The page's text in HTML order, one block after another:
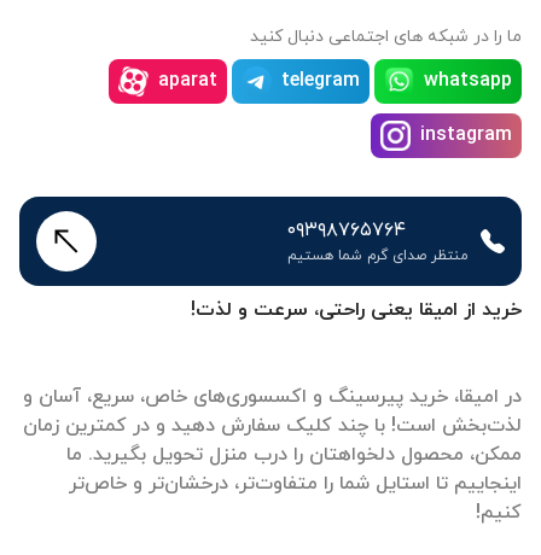
خرید از امیقا یعنی راحتی، سرعت و لذت!
در امیقا، خرید پیرسینگ و اکسسوری‌های خاص، سریع، آسان و
لذت‌بخش است! با چند کلیک سفارش دهید و در کمترین زمان
ممکن، محصول دلخواهتان را درب منزل تحویل بگیرید. ما
اینجاییم تا استایل شما را متفاوت‌تر، درخشان‌تر و خاص‌تر
ما را در شبکه های اجتماعی دنبال کنید
whatsapp
telegram
aparat
instagram
۰۹۳۹۸۷۶۵۷۶۴
منتظر صدای گرم شما هستیم